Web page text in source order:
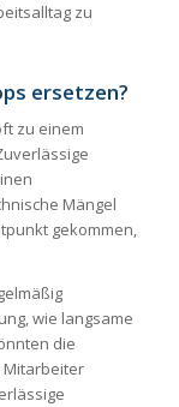
zu
ersetzen?
zu einem
Mängel
gekommen,
wie langsame
die